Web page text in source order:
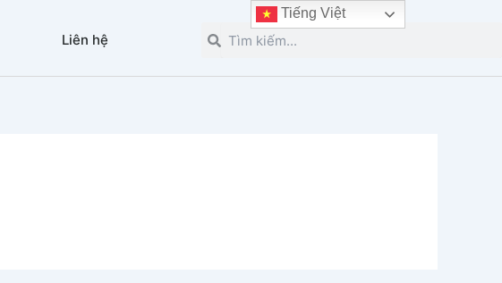
Liên hệ
kiếm
Tìm
kiếm
Tiếng Việt